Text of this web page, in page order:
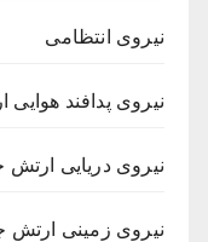
نیروی انتظامی
نیروی پدافند
نیروی دریایی
نیروی زمینی ارتش